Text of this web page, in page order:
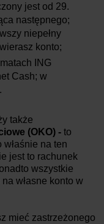
jest od 29.
następnego;
niepełny
konto;
ING
Cash; w
także
(OKO) - to
na ten
jest to rachunek
wszystkie
własne konto w
mieć zastrzeżonego